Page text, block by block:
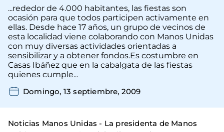
...rededor de 4.000 habitantes, las fiestas son
ocasión para que todos participen activamente en
ellas. Desde hace 17 años, un grupo de vecinos de
esta localidad viene colaborando con Manos Unidas
con muy diversas actividades orientadas a
sensibilizar y a obtener fondos.Es costumbre en
Casas Ibáñez que en la cabalgata de las fiestas
quienes cumple...
Domingo, 13 septiembre, 2009
Noticias Manos Unidas - La presidenta de Manos